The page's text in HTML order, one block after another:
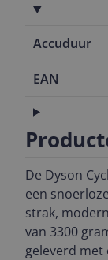
Accuduur
EAN
De Dyson
een
strak,
van 3300
geleverd met